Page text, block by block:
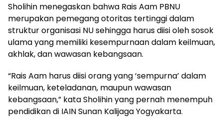
Sholihin menegaskan bahwa Rais Aam PBNU
merupakan pemegang otoritas tertinggi dalam
struktur organisasi NU sehingga harus diisi oleh sosok
ulama yang memiliki kesempurnaan dalam keilmuan,
akhlak, dan wawasan kebangsaan.
“Rais Aam harus diisi orang yang ‘sempurna’ dalam
keilmuan, keteladanan, maupun wawasan
kebangsaan,” kata Sholihin yang pernah menempuh
pendidikan di IAIN Sunan Kalijaga Yogyakarta.